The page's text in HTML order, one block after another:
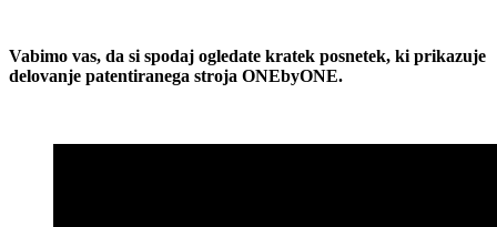
Vabimo vas, da si spodaj ogledate kratek posnetek, ki prikazuje
delovanje patentiranega stroja ONEbyONE.